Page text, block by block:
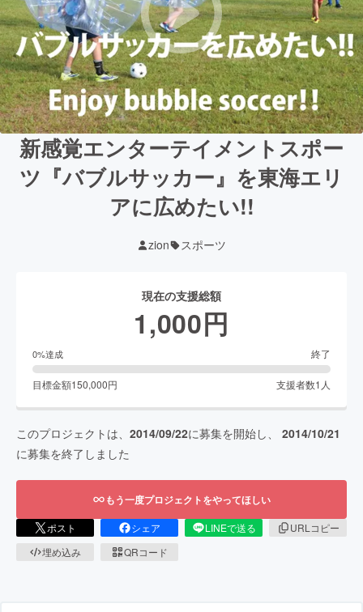
新感覚エンターテイメントスポー
ツ『バブルサッカー』を東海エリ
アに広めたい!!
zion スポーツ
現在の支援総額
1,000円
0%達成 終了
目標金額150,000円 支援者数1 人
このプロジェクトは、 2014/09/22に募集を開始し、 2014/10/21
に募集を終了しました
もう一度プロジェクトをやってほしい
ポスト シェア LINEで送る
URLコピー
埋め込み
QRコード